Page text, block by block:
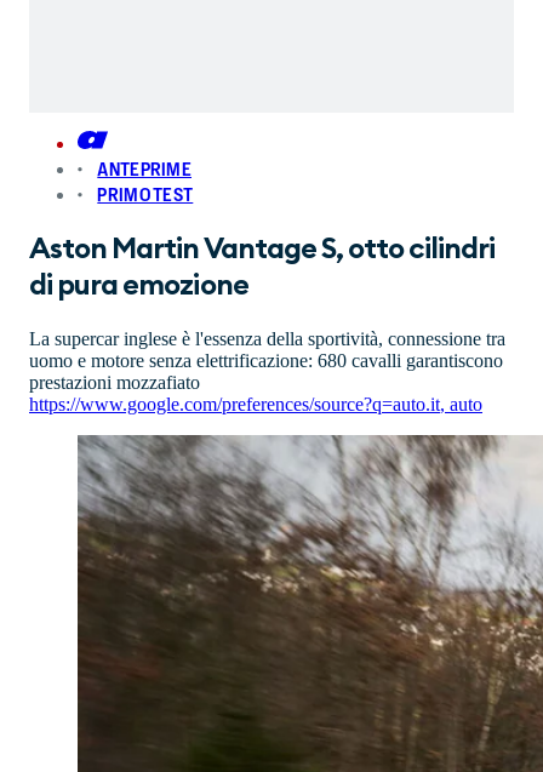
ANTEPRIME
PRIMO TEST
Aston Martin Vantage S, otto cilindri
di pura emozione
La supercar inglese è l'essenza della sportività, connessione tra
uomo e motore senza elettrificazione: 680 cavalli garantiscono
prestazioni mozzafiato
https://www.google.com/preferences/source?q=auto.it, auto